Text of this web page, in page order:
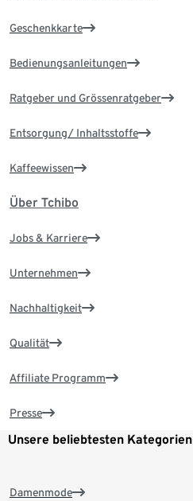
Geschenkkarte
Bedienungsanleitungen
Ratgeber und Grössenratgeber
Entsorgung/ Inhaltsstoffe
Kaffeewissen
Über Tchibo
Jobs & Karriere
Unternehmen
Nachhaltigkeit
Qualität
Affiliate Programm
Presse
Unsere beliebtesten Kategorien
Damenmode